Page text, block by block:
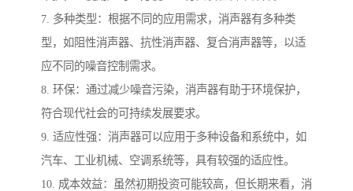
7. 多种类型：根据不同的应用需求，消声器有多种类
型，如阻性消声器、抗性消声器、复合消声器等，以适
应不同的噪音控制需求。
8. 环保：通过减少噪音污染，消声器有助于环境保护，
符合现代社会的可持续发展要求。
9. 适应性强：消声器可以应用于多种设备和系统中，如
汽车、工业机械、空调系统等，具有较强的适应性。
10. 成本效益：虽然初期投资可能较高，但长期来看，消